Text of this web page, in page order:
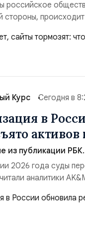
российское
стороны,
сбои в поставках
в работе
Курс Сегодня в
в
активов
из публикации РБК.
2026 года суды
аналитики
млрд). Всего
обеспечили
Крупнейшей ...